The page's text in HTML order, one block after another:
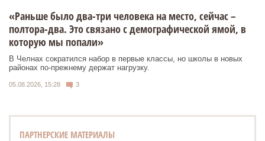
«Раньше было два-три человека на место, сейчас –
полтора-два. Это связано с демографической ямой, в
которую мы попали»
В Челнах сократился набор в первые классы, но школы в новых
районах по-прежнему держат нагрузку.
05.08.2026, 15:28 3
ПАРТНЕРСКИЕ МАТЕРИАЛЫ